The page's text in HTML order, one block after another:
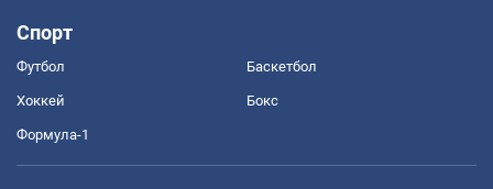
Спорт
Футбол Баскетбол
Хоккей Бокс
Формула-1